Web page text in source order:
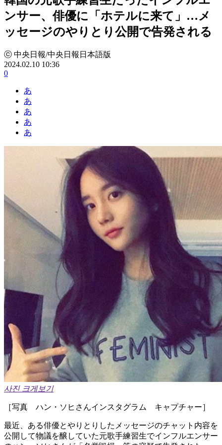
ンサー、俳優に「ホテルに来て」…メ
ッセージのやりとり公開で告発される
ⓒ 中央日報/中央日報日本語版
2024.02.10 10:36
0
あ
あ
あ
あ
あ
사진 크게보기
［写真 ハン・ソヒさんインスタグラム キャプチャー］
最近、ある俳優とやりとりしたメッセージのチャット内容を
公開して物議を醸していた元歌手練習生でインフルエンサー